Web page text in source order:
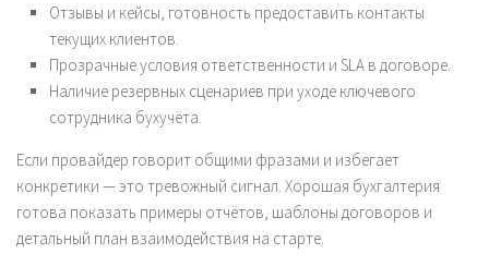
Отзывы и кейсы, готовность предоставить контакты
текущих клиентов.
Прозрачные условия ответственности и SLA в договоре.
Наличие резервных сценариев при уходе ключевого
сотрудника бухучёта.
Если провайдер говорит общими фразами и избегает
конкретики — это тревожный сигнал. Хорошая бухгалтерия
готова показать примеры отчётов, шаблоны договоров и
детальный план взаимодействия на старте.